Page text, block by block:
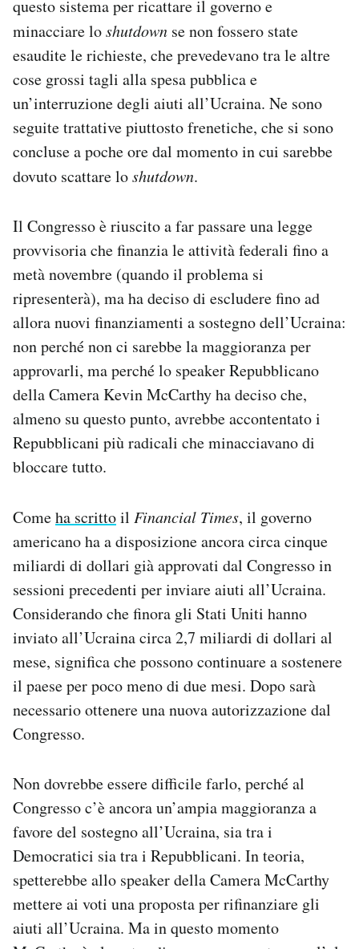
questo sistema per ricattare il governo e
minacciare loshutdown se non fossero state
esaudite le richieste, che prevedevano tra le altre
cose grossi tagli alla spesa pubblica e
un’interruzione degli aiuti all’Ucraina. Ne sono
seguite trattative piuttosto frenetiche, che si sono
concluse a poche ore dal momento in cui sarebbe
dovuto scattare loshutdown.
Il Congresso è riuscito a far passare una legge
provvisoria che finanzia le attività federali fino a
metà novembre (quando il problema si
ripresenterà), ma ha deciso di escludere fino ad
allora nuovi finanziamenti a sostegno dell’Ucraina:
non perché non ci sarebbe la maggioranza per
approvarli, ma perché lo speaker Repubblicano
della Camera Kevin McCarthy ha deciso che,
almeno su questo punto, avrebbe accontentato i
Repubblicani più radicali che minacciavano di
bloccare tutto.
Comeha scrittoil Financial Times, il governo
americano ha a disposizione ancora circa cinque
miliardi di dollari già approvati dal Congresso in
sessioni precedenti per inviare aiuti all’Ucraina.
Considerando che finora gli Stati Uniti hanno
inviato all’Ucraina circa 2,7 miliardi di dollari al
mese, significa che possono continuare a sostenere
il paese per poco meno di due mesi. Dopo sarà
necessario ottenere una nuova autorizzazione dal
Congresso.
Non dovrebbe essere difficile farlo, perché al
Congresso c’è ancora un’ampia maggioranza a
favore del sostegno all’Ucraina, sia tra i
Democratici sia tra i Repubblicani. In teoria,
spetterebbe allo speaker della Camera McCarthy
mettere ai voti una proposta per rifinanziare gli
aiuti all’Ucraina. Ma in questo momento